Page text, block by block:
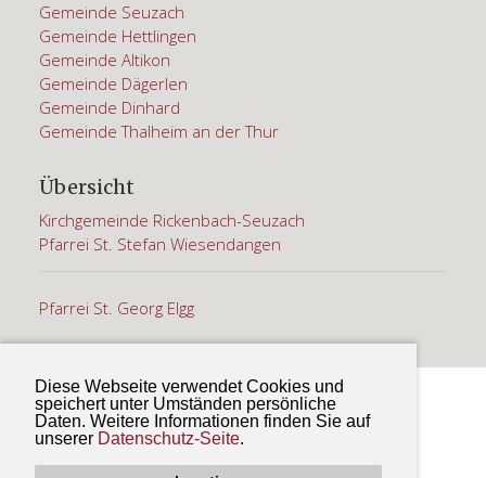
Diese Webseite verwendet Cookies und
speichert unter Umständen persönliche
Daten. Weitere Informationen finden Sie auf
unserer Datenschutz-Seite.
Gemeinde Seuzach
Gemeinde Hettlingen
Gemeinde Altikon
Gemeinde Dägerlen
Gemeinde Dinhard
Gemeinde Thalheim an der Thur
Übersicht
Kirchgemeinde Rickenbach-Seuzach
Pfarrei St. Stefan Wiesendangen
Pfarrei St. Georg Elgg
© 2018 Kath. Pfarramt St. Martin. Alle Rechte
vorbehalten |Impressum & Datenschutzerklärung
by Picture-Planet GmbH